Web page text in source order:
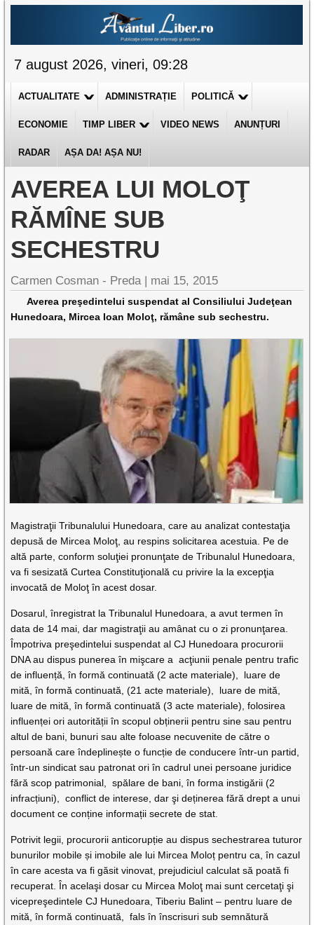
7 august 2026, vineri, 09:28
ACTUALITATE ADMINISTRAȚIE POLITICĂ
ECONOMIE TIMP LIBER VIDEO NEWS ANUNȚURI
RADAR AȘA DA! AȘA NU!
AVEREA LUI MOLOŢ
RĂMÎNE SUB
SECHESTRU
Carmen Cosman - Preda | mai 15, 2015
Averea preşedintelui suspendat al Consiliului Judeţean
Hunedoara, Mircea Ioan Moloţ, rămâne sub sechestru.
Magistraţii Tribunalului Hunedoara, care au analizat contestaţia
depusă de Mircea Moloţ, au respins solicitarea acestuia. Pe de
altă parte, conform soluţiei pronunţate de Tribunalul Hunedoara,
va fi sesizată Curtea Constituţională cu privire la la excepţia
invocată de Moloţ în acest dosar.
Dosarul, înregistrat la Tribunalul Hunedoara, a avut termen în
data de 14 mai, dar magistraţii au amânat cu o zi pronunţarea.
Împotriva preşedintelui suspendat al CJ Hunedoara procurorii
DNA au dispus punerea în mişcare a acţiunii penale pentru trafic
de influență, în formă continuată (2 acte materiale), luare de
mită, în formă continuată, (21 acte materiale), luare de mită,
luare de mită, în formă continuată (3 acte materiale), folosirea
influenței ori autorității în scopul obținerii pentru sine sau pentru
altul de bani, bunuri sau alte foloase necuvenite de către o
persoană care îndeplinește o funcție de conducere într-un partid,
într-un sindicat sau patronat ori în cadrul unei persoane juridice
fără scop patrimonial, spălare de bani, în forma instigării (2
infracțiuni), conflict de interese, dar şi deținerea fără drept a unui
document ce conține informații secrete de stat.
Potrivit legii, procurorii anticorupție au dispus sechestrarea tuturor
bunurilor mobile și imobile ale lui Mircea Moloț pentru ca, în cazul
în care acesta va fi găsit vinovat, prejudiciul calculat să poată fi
recuperat. În acelaşi dosar cu Mircea Moloţ mai sunt cercetaţi şi
vicepreşedintele CJ Hunedoara, Tiberiu Balint – pentru luare de
mită, în formă continuată, fals în înscrisuri sub semnătură